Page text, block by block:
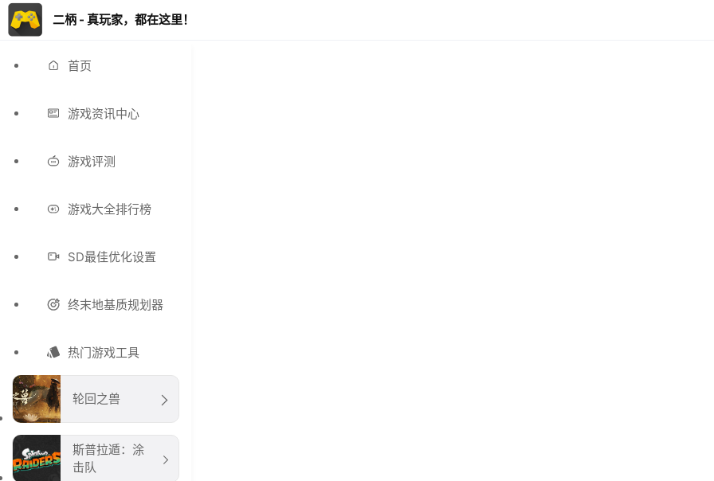
二柄 - 真玩家，都在这里！
首页
游戏资讯中心
游戏评测
游戏大全排行榜
SD最佳优化设置
终末地基质规划器
热门游戏工具
轮回之兽
斯普拉遁：涂
击队